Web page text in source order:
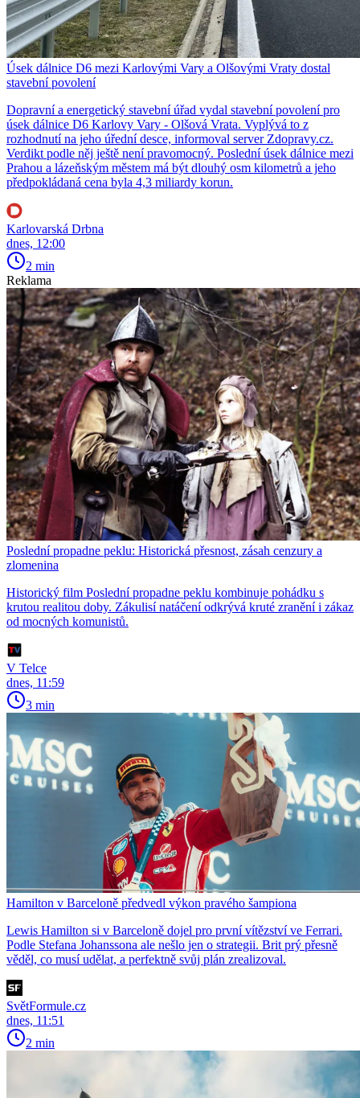
Úsek dálnice D6 mezi Karlovými Vary a Olšovými Vraty dostal
stavební povolení
Dopravní a energetický stavební úřad vydal stavební povolení pro
úsek dálnice D6 Karlovy Vary - Olšová Vrata. Vyplývá to z
rozhodnutí na jeho úřední desce, informoval server Zdopravy.cz.
Verdikt podle něj ještě není pravomocný. Poslední úsek dálnice mezi
Prahou a lázeňským městem má být dlouhý osm kilometrů a jeho
předpokládaná cena byla 4,3 miliardy korun.
Karlovarská Drbna
dnes, 12:00
2 min
Reklama
Poslední propadne peklu: Historická přesnost, zásah cenzury a
zlomenina
Historický film Poslední propadne peklu kombinuje pohádku s
krutou realitou doby. Zákulisí natáčení odkrývá kruté zranění i zákaz
od mocných komunistů.
V Telce
dnes, 11:59
3 min
Hamilton v Barceloně předvedl výkon pravého šampiona
Lewis Hamilton si v Barceloně dojel pro první vítězství ve Ferrari.
Podle Stefana Johanssona ale nešlo jen o strategii. Brit prý přesně
věděl, co musí udělat, a perfektně svůj plán zrealizoval.
SvětFormule.cz
dnes, 11:51
2 min